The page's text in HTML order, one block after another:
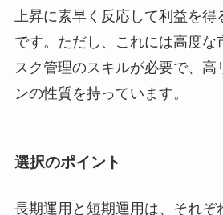
上昇に素早く反応して利益を得
です。ただし、これには高度な
スク管理のスキルが必要で、高
ンの性質を持っています。
選択のポイント
長期運用と短期運用は、それぞ